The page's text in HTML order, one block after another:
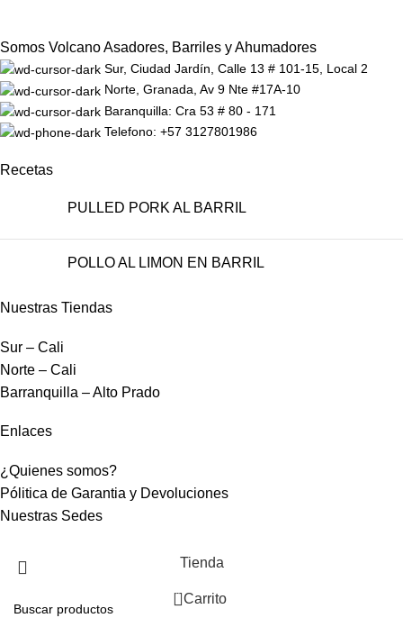
Somos Volcano Asadores, Barriles y Ahumadores
Sur, Ciudad Jardín, Calle 13 # 101-15, Local 2
Norte, Granada, Av 9 Nte #17A-10
Baranquilla: Cra 53 # 80 - 171
Telefono: +57 3127801986
Recetas
PULLED PORK AL BARRIL
POLLO AL LIMON EN BARRIL
Nuestras Tiendas
Sur – Cali
Norte – Cali
Barranquilla – Alto Prado
Enlaces
¿Quienes somos?
Pólitica de Garantia y Devoluciones
Nuestras Sedes
Tienda
0 Carrito